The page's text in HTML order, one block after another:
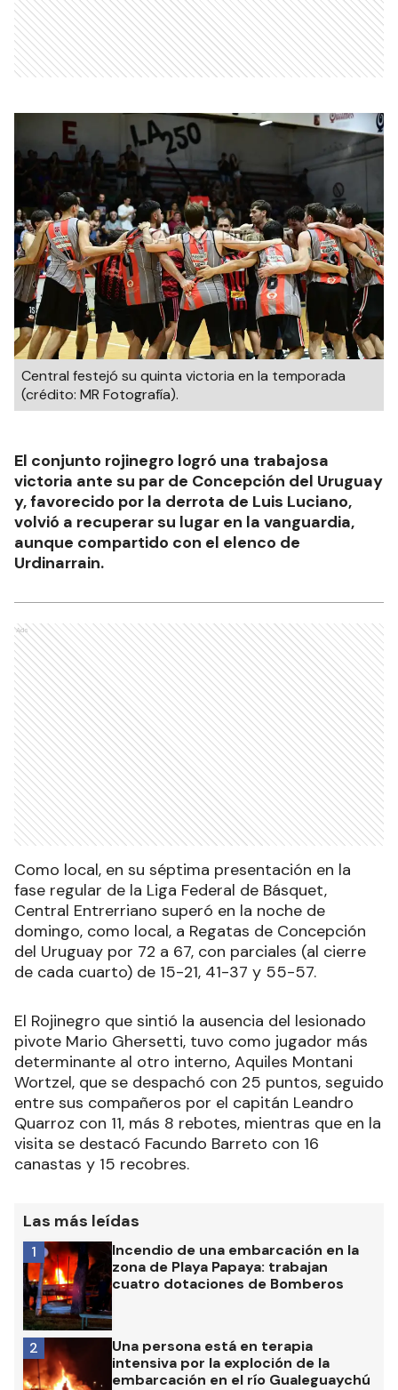
Central festejó su quinta victoria en la temporada
(crédito: MR Fotografía).
El conjunto rojinegro logró una trabajosa
victoria ante su par de Concepción del Uruguay
y, favorecido por la derrota de Luis Luciano,
volvió a recuperar su lugar en la vanguardia,
aunque compartido con el elenco de
Urdinarrain.
Ads
Como local, en su séptima presentación en la
fase regular de la Liga Federal de Básquet,
Central Entrerriano superó en la noche de
domingo, como local, a Regatas de Concepción
del Uruguay por 72 a 67, con parciales (al cierre
de cada cuarto) de 15-21, 41-37 y 55-57.
El Rojinegro que sintió la ausencia del lesionado
pivote Mario Ghersetti, tuvo como jugador más
determinante al otro interno, Aquiles Montani
Wortzel, que se despachó con 25 puntos, seguido
entre sus compañeros por el capitán Leandro
Quarroz con 11, más 8 rebotes, mientras que en la
visita se destacó Facundo Barreto con 16
canastas y 15 recobres.
Las más leídas
Incendio de una embarcación en la
zona de Playa Papaya: trabajan
cuatro dotaciones de Bomberos
1
Una persona está en terapia
intensiva por la exploción de la
embarcación en el río Gualeguaychú
2